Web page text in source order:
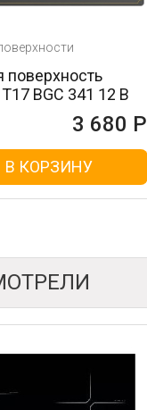
341 12 B
3 680 Р